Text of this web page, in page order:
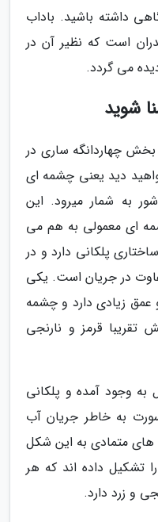
داشته باشید. باداب
است که نظیر آن در
می گردد.
شوید
چهاردانگه ساری در
دید یعنی چشمه ای
به شمار میرود. این
ای معمولی به هم می
پلکانی دارد و در
در جریان است. یکی
زیادی دارد و چشمه
قرمز و نارنجی
وجود آمده و پلکانی
به خاطر جریان آب
متمادی به این شکل
تشکیل داده اند که هر
و زرد دارد.